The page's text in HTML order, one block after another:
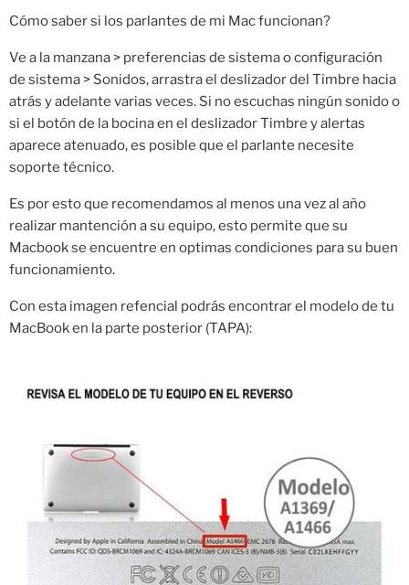
Cómo saber si los parlantes de mi Mac funcionan?
Ve a la manzana > preferencias de sistema o configuración
de sistema > Sonidos, arrastra el deslizador del Timbre hacia
atrás y adelante varias veces. Si no escuchas ningún sonido o
si el botón de la bocina en el deslizador Timbre y alertas
aparece atenuado, es posible que el parlante necesite
soporte técnico.
Es por esto que recomendamos al menos una vez al año
realizar mantención a su equipo, esto permite que su
Macbook se encuentre en optimas condiciones para su buen
funcionamiento.
Con esta imagen refencial podrás encontrar el modelo de tu
MacBook en la parte posterior (TAPA):